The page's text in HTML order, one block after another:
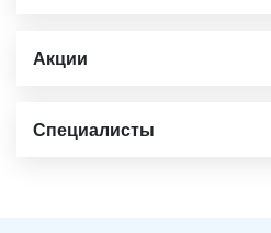
Акции
Специалисты